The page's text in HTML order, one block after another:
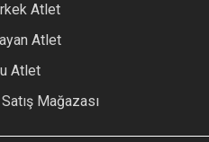
Atlet
Atlet
Atlet
Mağazası